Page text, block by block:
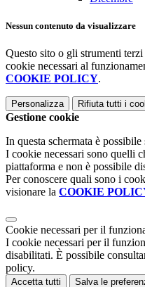
Nessun contenuto da visualizzare
Questo sito o gli strumenti
cookie necessari al
COOKIE POLICY.
Personalizza Rifiuta tutti i
Gestione cookie
In questa schermata è
I cookie necessari sono quelli
piattaforma e non è possibile
Per conoscere quali sono i
visionare la COOKIE
Cookie necessari per il
I cookie necessari per il
disabilitati. È possibile
policy.
Accetta tutti Salva le